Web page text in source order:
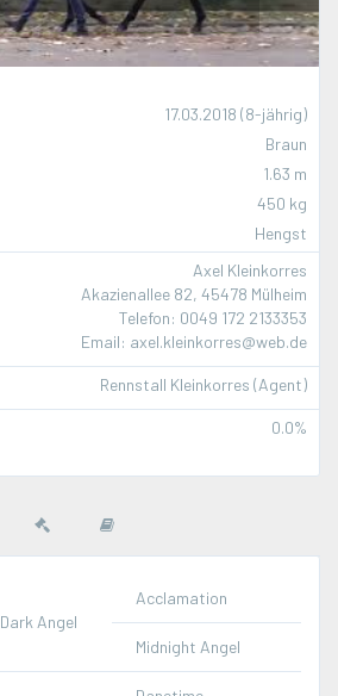
17.03.2018 (8-jährig)
Braun
1.63 m
450 kg
Hengst
Axel Kleinkorres
Akazienallee 82, 45478 Mülheim
Telefon: 0049 172 2133353
Email: axel.kleinkorres@web.de
Rennstall Kleinkorres (Agent)
0.0%
Dark Angel
Acclamation
Midnight Angel